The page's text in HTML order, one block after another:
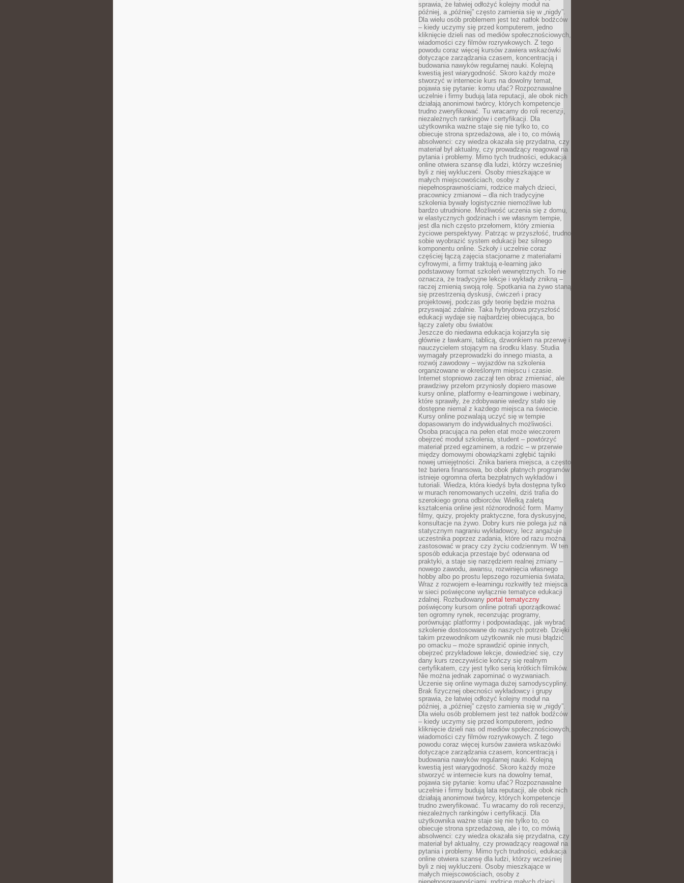
sprawia, że łatwiej odłożyć kolejny moduł na
później, a „później” często zamienia się w „nigdy”.
Dla wielu osób problemem jest też natłok bodźców
– kiedy uczymy się przed komputerem, jedno
kliknięcie dzieli nas od mediów społecznościowych,
wiadomości czy filmów rozrywkowych. Z tego
powodu coraz więcej kursów zawiera wskazówki
dotyczące zarządzania czasem, koncentracją i
budowania nawyków regularnej nauki. Kolejną
kwestią jest wiarygodność. Skoro każdy może
stworzyć w internecie kurs na dowolny temat,
pojawia się pytanie: komu ufać? Rozpoznawalne
uczelnie i firmy budują lata reputacji, ale obok nich
działają anonimowi twórcy, których kompetencje
trudno zweryfikować. Tu wracamy do roli recenzji,
niezależnych rankingów i certyfikacji. Dla
użytkownika ważne staje się nie tylko to, co
obiecuje strona sprzedażowa, ale i to, co mówią
absolwenci: czy wiedza okazała się przydatna, czy
materiał był aktualny, czy prowadzący reagował na
pytania i problemy. Mimo tych trudności, edukacja
online otwiera szansę dla ludzi, którzy wcześniej
byli z niej wykluczeni. Osoby mieszkające w
małych miejscowościach, osoby z
niepełnosprawnościami, rodzice małych dzieci,
pracownicy zmianowi – dla nich tradycyjne
szkolenia bywały logistycznie niemożliwe lub
bardzo utrudnione. Możliwość uczenia się z domu,
w elastycznych godzinach i we własnym tempie,
jest dla nich często przełomem, który zmienia
życiowe perspektywy. Patrząc w przyszłość, trudno
sobie wyobrazić system edukacji bez silnego
komponentu online. Szkoły i uczelnie coraz
częściej łączą zajęcia stacjonarne z materiałami
cyfrowymi, a firmy traktują e-learning jako
podstawowy format szkoleń wewnętrznych. To nie
oznacza, że tradycyjne lekcje i wykłady znikną –
raczej zmienią swoją rolę. Spotkania na żywo staną
się przestrzenią dyskusji, ćwiczeń i pracy
projektowej, podczas gdy teorię będzie można
przyswajać zdalnie. Taka hybrydowa przyszłość
edukacji wydaje się najbardziej obiecująca, bo
łączy zalety obu światów.
Jeszcze do niedawna edukacja kojarzyła się
głównie z ławkami, tablicą, dzwonkiem na przerwę i
nauczycielem stojącym na środku klasy. Studia
wymagały przeprowadzki do innego miasta, a
rozwój zawodowy – wyjazdów na szkolenia
organizowane w określonym miejscu i czasie.
Internet stopniowo zaczął ten obraz zmieniać, ale
prawdziwy przełom przyniosły dopiero masowe
kursy online, platformy e-learningowe i webinary,
które sprawiły, że zdobywanie wiedzy stało się
dostępne niemal z każdego miejsca na świecie.
Kursy online pozwalają uczyć się w tempie
dopasowanym do indywidualnych możliwości.
Osoba pracująca na pełen etat może wieczorem
obejrzeć moduł szkolenia, student – powtórzyć
materiał przed egzaminem, a rodzic – w przerwie
między domowymi obowiązkami zgłębić tajniki
nowej umiejętności. Znika bariera miejsca, a często
też bariera finansowa, bo obok płatnych programów
istnieje ogromna oferta bezpłatnych wykładów i
tutoriali. Wiedza, która kiedyś była dostępna tylko
w murach renomowanych uczelni, dziś trafia do
szerokiego grona odbiorców. Wielką zaletą
kształcenia online jest różnorodność form. Mamy
filmy, quizy, projekty praktyczne, fora dyskusyjne,
konsultacje na żywo. Dobry kurs nie polega już na
statycznym nagraniu wykładowcy, lecz angażuje
uczestnika poprzez zadania, które od razu można
zastosować w pracy czy życiu codziennym. W ten
sposób edukacja przestaje być oderwana od
praktyki, a staje się narzędziem realnej zmiany –
nowego zawodu, awansu, rozwinięcia własnego
hobby albo po prostu lepszego rozumienia świata.
Wraz z rozwojem e-learningu rozkwitły też miejsca
w sieci poświęcone wyłącznie tematyce edukacji
zdalnej. Rozbudowany portal tematyczny
poświęcony kursom online potrafi uporządkować
ten ogromny rynek, recenzując programy,
porównując platformy i podpowiadając, jak wybrać
szkolenie dostosowane do naszych potrzeb. Dzięki
takim przewodnikom użytkownik nie musi błądzić
po omacku – może sprawdzić opinie innych,
obejrzeć przykładowe lekcje, dowiedzieć się, czy
dany kurs rzeczywiście kończy się realnym
certyfikatem, czy jest tylko serią krótkich filmików.
Nie można jednak zapominać o wyzwaniach.
Uczenie się online wymaga dużej samodyscypliny.
Brak fizycznej obecności wykładowcy i grupy
sprawia, że łatwiej odłożyć kolejny moduł na
później, a „później” często zamienia się w „nigdy”.
Dla wielu osób problemem jest też natłok bodźców
– kiedy uczymy się przed komputerem, jedno
kliknięcie dzieli nas od mediów społecznościowych,
wiadomości czy filmów rozrywkowych. Z tego
powodu coraz więcej kursów zawiera wskazówki
dotyczące zarządzania czasem, koncentracją i
budowania nawyków regularnej nauki. Kolejną
kwestią jest wiarygodność. Skoro każdy może
stworzyć w internecie kurs na dowolny temat,
pojawia się pytanie: komu ufać? Rozpoznawalne
uczelnie i firmy budują lata reputacji, ale obok nich
działają anonimowi twórcy, których kompetencje
trudno zweryfikować. Tu wracamy do roli recenzji,
niezależnych rankingów i certyfikacji. Dla
użytkownika ważne staje się nie tylko to, co
obiecuje strona sprzedażowa, ale i to, co mówią
absolwenci: czy wiedza okazała się przydatna, czy
materiał był aktualny, czy prowadzący reagował na
pytania i problemy. Mimo tych trudności, edukacja
online otwiera szansę dla ludzi, którzy wcześniej
byli z niej wykluczeni. Osoby mieszkające w
małych miejscowościach, osoby z